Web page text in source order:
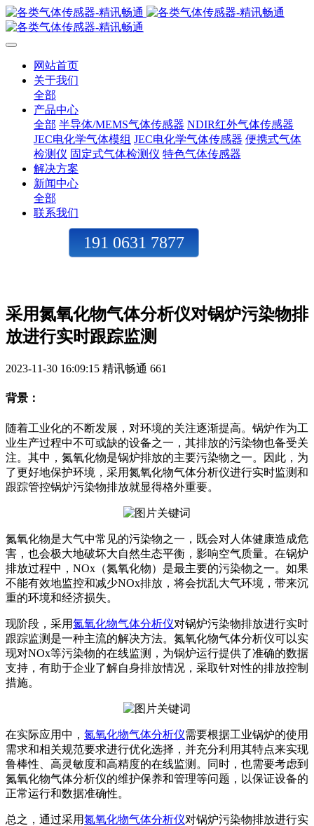
网站首页
关于我们
全部
产品中心
全部 半导体/MEMS气体传感器 NDIR红外气体传感器
JEC电化学气体模组 JEC电化学气体传感器 便携式气体
检测仪 固定式气体检测仪 特色气体传感器
解决方案
新闻中心
全部
联系我们
191 0631 7877
采用氮氧化物气体分析仪对锅炉污染物排
放进行实时跟踪监测
2023-11-30 16:09:15 精讯畅通 661
背景：
随着工业化的不断发展，对环境的关注逐渐提高。锅炉作为工
业生产过程中不可或缺的设备之一，其排放的污染物也备受关
注。其中，氮氧化物是锅炉排放的主要污染物之一。因此，为
了更好地保护环境，采用氮氧化物气体分析仪进行实时监测和
跟踪管控锅炉污染物排放就显得格外重要。
氮氧化物是大气中常见的污染物之一，既会对人体健康造成危
害，也会极大地破坏大自然生态平衡，影响空气质量。在锅炉
排放过程中，NOx（氮氧化物）是最主要的污染物之一。如果
不能有效地监控和减少NOx排放，将会扰乱大气环境，带来沉
重的环境和经济损失。
现阶段，采用氮氧化物气体分析仪对锅炉污染物排放进行实时
跟踪监测是一种主流的解决方法。氮氧化物气体分析仪可以实
现对NOx等污染物的在线监测，为锅炉运行提供了准确的数据
支持，有助于企业了解自身排放情况，采取针对性的排放控制
措施。
在实际应用中， 氮氧化物气体分析仪需要根据工业锅炉的使用
需求和相关规范要求进行优化选择，并充分利用其特点来实现
鲁棒性、高灵敏度和高精度的在线监测。同时，也需要考虑到
氮氧化物气体分析仪的维护保养和管理等问题，以保证设备的
正常运行和数据准确性。
总之，通过采用氮氧化物气体分析仪对锅炉污染物排放进行实